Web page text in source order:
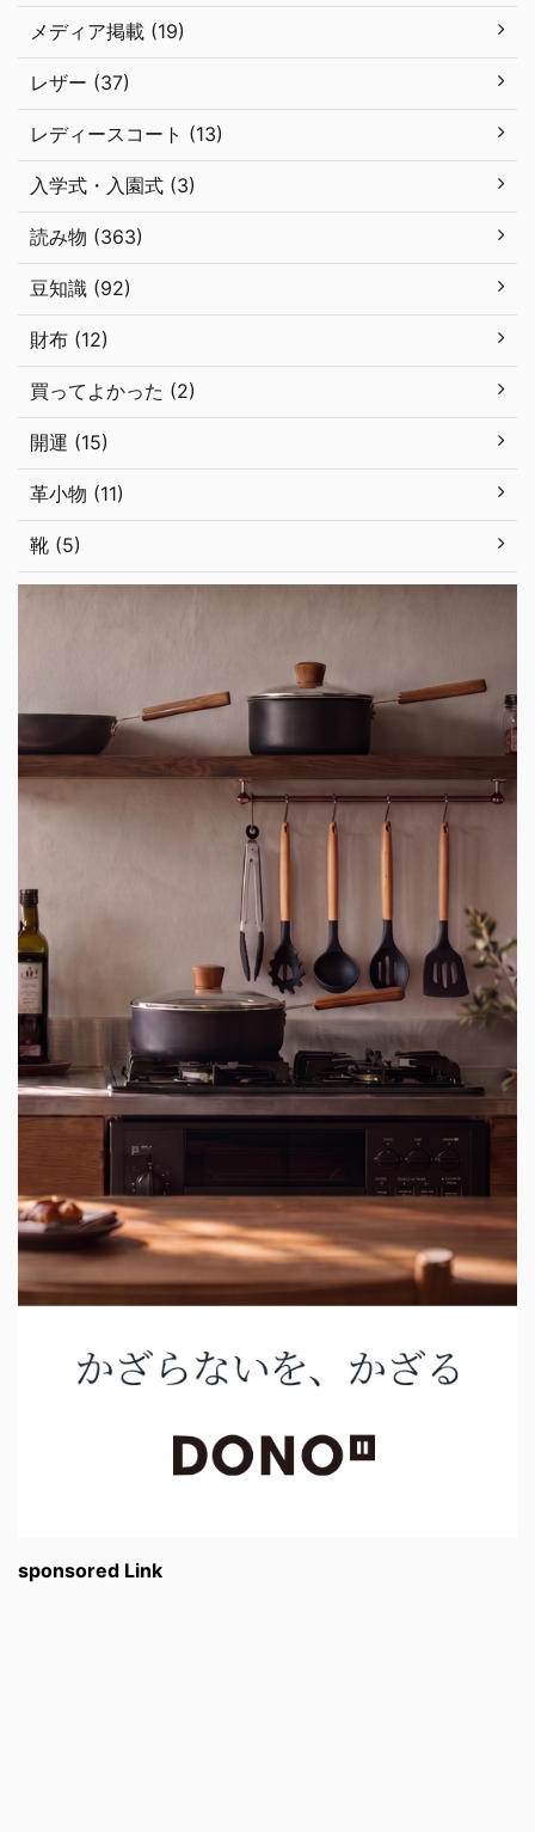
メディア掲載 (19)
レザー (37)
レディースコート (13)
入学式・入園式 (3)
読み物 (363)
豆知識 (92)
財布 (12)
買ってよかった (2)
開運 (15)
革小物 (11)
靴 (5)
sponsored Link